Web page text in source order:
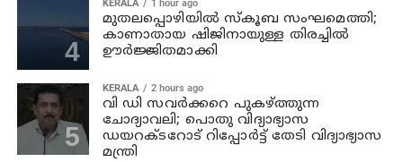
KERALA 1 hour ago
മുതലപ്പൊഴിയില്‍ സ്‌കൂബ സംഘമെത്തി;
കാണാതായ ഷിജിനായുള്ള തിരച്ചില്‍
ഊര്‍ജ്ജിതമാക്കി
KERALA 2 hours ago
വി ഡി സവര്‍ക്കറെ പുകഴ്ത്തുന്ന
ചോദ്യാവലി; പൊതു വിദ്യാഭ്യാസ
ഡയറക്ടറോട് റിപ്പോര്‍ട്ട് തേടി വിദ്യാഭ്യാസ
മന്ത്രി